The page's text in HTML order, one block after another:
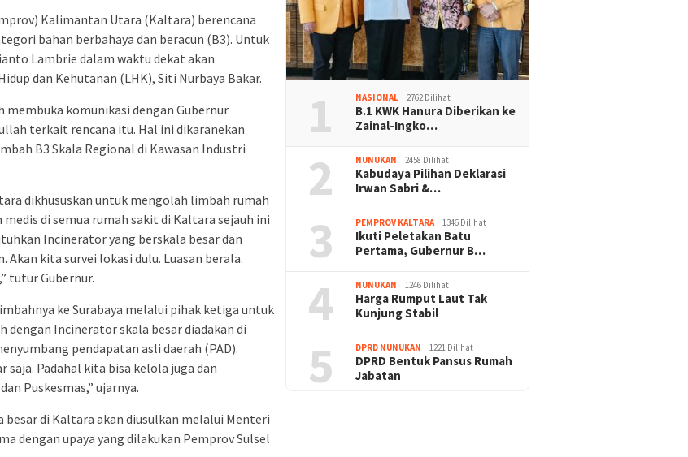
Kalimantan Utara (Kaltara) berencana
bahan berbahaya dan beracun (B3). Untuk
Lambrie dalam waktu dekat akan
dan Kehutanan (LHK), Siti Nurbaya Bakar.
membuka komunikasi dengan Gubernur
terkait rencana itu. Hal ini dikaranekan
B3 Skala Regional di Kawasan Industri
dikhususkan untuk mengolah limbah rumah
di semua rumah sakit di Kaltara sejauh ini
Incinerator yang berskala besar dan
kita survei lokasi dulu. Luasan berala.
tutur Gubernur.
ke Surabaya melalui pihak ketiga untuk
Incinerator skala besar diadakan di
pendapatan asli daerah (PAD).
Padahal kita bisa kelola juga dan
Puskesmas,” ujarnya.
di Kaltara akan diusulkan melalui Menteri
dengan upaya yang dilakukan Pemprov Sulsel
1 NASIONAL 2762 Dilihat
B.1 KWK Hanura Diberikan ke
Zainal-Ingko…
2 NUNUKAN 2458 Dilihat
Kabudaya Pilihan Deklarasi
Irwan Sabri &…
3 PEMPROV KALTARA 1346 Dilihat
Ikuti Peletakan Batu
Pertama, Gubernur B…
4 NUNUKAN 1246 Dilihat
Harga Rumput Laut Tak
Kunjung Stabil
5 DPRD NUNUKAN 1221 Dilihat
DPRD Bentuk Pansus Rumah
Jabatan